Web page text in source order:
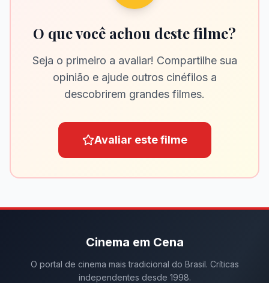
O que você achou deste filme?
Seja o primeiro a avaliar! Compartilhe sua
opinião e ajude outros cinéfilos a
descobrirem grandes filmes.
Avaliar este filme
Cinema em Cena
O portal de cinema mais tradicional do Brasil. Críticas
independentes desde 1998.